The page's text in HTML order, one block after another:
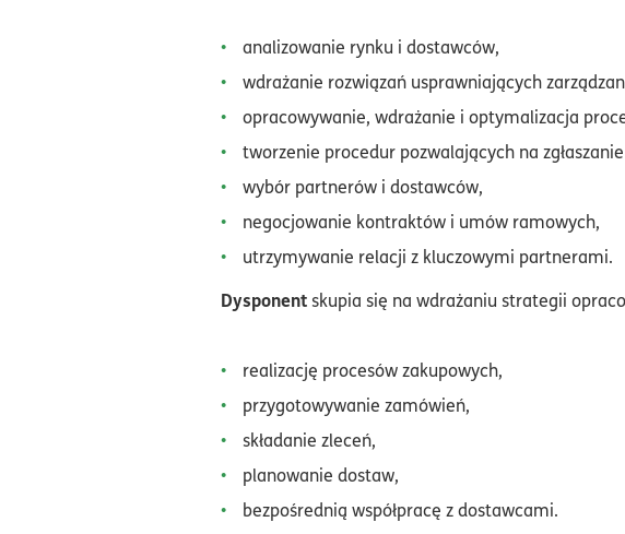
analizowanie rynku i dostawców,
wdrażanie rozwiązań usprawniających
opracowywanie, wdrażanie i optymalizacja
tworzenie procedur pozwalających na
wybór partnerów i dostawców,
negocjowanie kontraktów i umów ramowych,
utrzymywanie relacji z kluczowymi partnerami.
Dysponent skupia się na wdrażaniu strategii
realizację procesów zakupowych,
przygotowywanie zamówień,
składanie zleceń,
planowanie dostaw,
bezpośrednią współpracę z dostawcami.